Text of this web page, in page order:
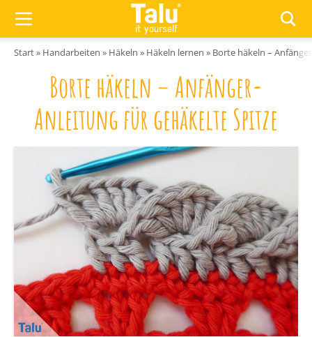
Start» Handarbeiten » Häkeln » Häkeln lernen » Borte häkeln –
Borte häkeln – Anfänger-
Anleitung für gehäkelte Spitze